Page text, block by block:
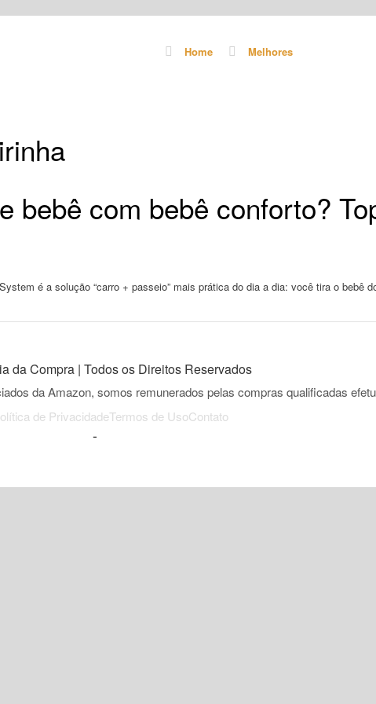
Home Melhores
bebê com bebê conforto?
é a solução “carro + passeio” mais prática do dia a dia: você tira o bebê
da Compra | Todos os Direitos Reservados
da Amazon, somos remunerados pelas compras qualificadas
de PrivacidadeTermos de UsoContato